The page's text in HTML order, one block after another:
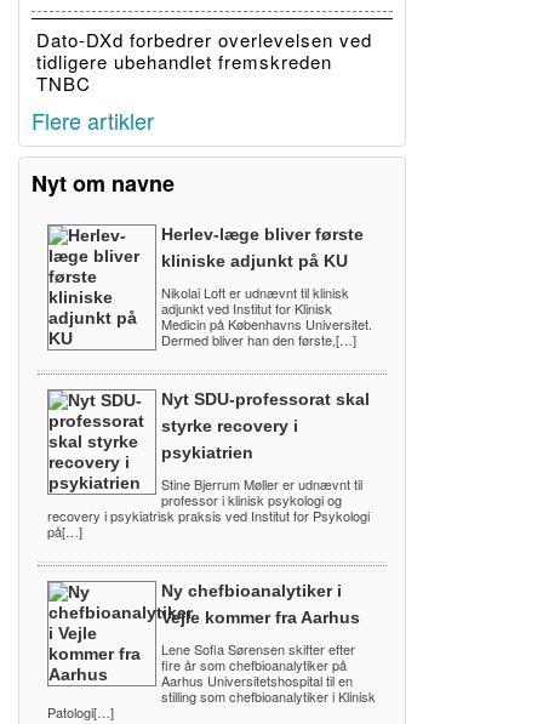
Dato-DXd forbedrer overlevelsen ved
tidligere ubehandlet fremskreden
TNBC
Flere artikler
Nyt om navne
Herlev-læge bliver første
kliniske adjunkt på KU
Nikolai Loft er udnævnt til klinisk
adjunkt ved Institut for Klinisk
Medicin på Københavns Universitet.
Dermed bliver han den første,[…]
Nyt SDU-professorat skal
styrke recovery i
psykiatrien
Stine Bjerrum Møller er udnævnt til
professor i klinisk psykologi og
recovery i psykiatrisk praksis ved Institut for Psykologi
på[…]
Ny chefbioanalytiker i
Vejle kommer fra Aarhus
Lene Sofia Sørensen skifter efter
fire år som chefbioanalytiker på
Aarhus Universitetshospital til en
stilling som chefbioanalytiker i Klinisk
Patologi[…]